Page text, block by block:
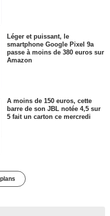
Léger et puissant, le
smartphone Google Pixel 9a
passe à moins de 380 euros sur
Amazon
A moins de 150 euros, cette
barre de son JBL notée 4,5 sur
5 fait un carton ce mercredi